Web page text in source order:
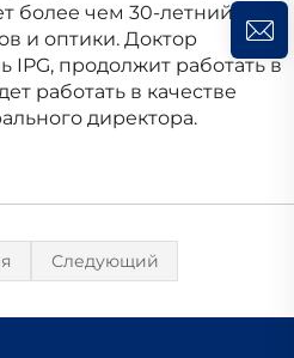
более чем 30-летний опыт
и оптики. Доктор
IPG, продолжит работать в
работать в качестве
директора.
Следующий